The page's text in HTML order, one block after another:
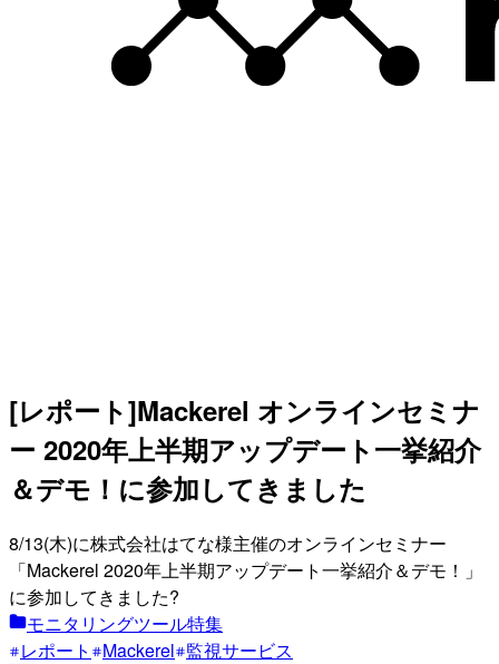
[レポート]Mackerel オンラインセミナ
ー 2020年上半期アップデート一挙紹介
＆デモ！に参加してきました
8/13(木)に株式会社はてな様主催のオンラインセミナー
「Mackerel 2020年上半期アップデート一挙紹介＆デモ！」
に参加してきました?
モニタリングツール特集
レポート
Mackerel 監視サービス